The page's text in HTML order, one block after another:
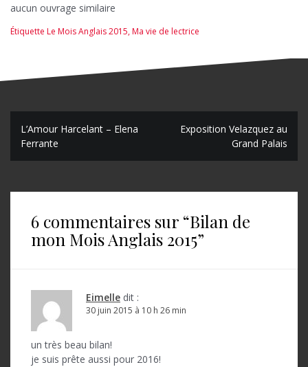
aucun ouvrage similaire
Étiquette Le Mois Anglais 2015,Ma vie de lectrice
N
a
L’Amour Harcelant – Elena
Ferrante
Exposition Velazquez au
Grand Palais
6 commentaires sur “Bilan de
mon Mois Anglais 2015”
Eimelle dit :
30 juin 2015 à 10 h 26 min
un très beau bilan!
je suis prête aussi pour 2016!